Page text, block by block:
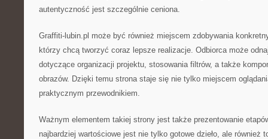
autentyczność jest szczególnie ceniona.
Graffiti-lubin.pl może być również miejscem zdobywania
którzy chcą tworzyć coraz lepsze realizacje. Odbiorca może
dotyczące organizacji projektu, stosowania filtrów, a także
obrazów. Dzięki temu strona staje się nie tylko miejscem
praktycznym przewodnikiem.
Ważnym elementem takiej strony jest także prezentowanie
najbardziej wartościowe jest nie tylko gotowe dzieło, ale również